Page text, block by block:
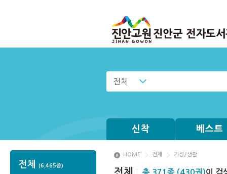
전체
신착 베스트
전체 (6,465종)
HOME 전체 가정/생활
전체 총 371종 (430권)이 검